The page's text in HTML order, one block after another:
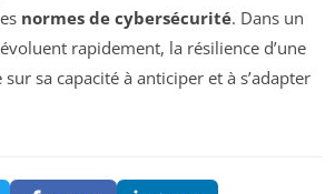
normes de cybersécurité. Dans un
rapidement, la résilience d’une
sa capacité à anticiper et à s’adapter